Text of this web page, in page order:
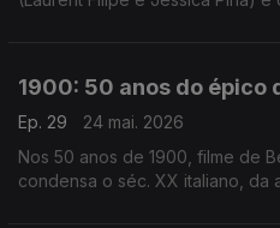
Tutu e Doo Bop.
1900: 50 anos do épico
Ep. 29
24 mai. 2026
Nos 50 anos de 1900, filme de
condensa o séc. XX italiano, da